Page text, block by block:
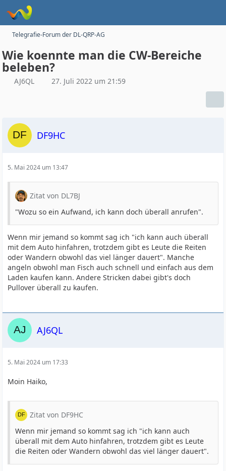
Telegrafie-Forum der DL-QRP-AG
Wie koennte man die CW-Bereiche
beleben?
AJ6QL 27. Juli 2022 um 21:59
DF9HC
5. Mai 2024 um 13:47
Zitat von DL7BJ
"Wozu so ein Aufwand, ich kann doch überall anrufen".
Wenn mir jemand so kommt sag ich "ich kann auch überall
mit dem Auto hinfahren, trotzdem gibt es Leute die Reiten
oder Wandern obwohl das viel länger dauert". Manche
angeln obwohl man Fisch auch schnell und einfach aus dem
Laden kaufen kann. Andere Stricken dabei gibt's doch
Pullover überall zu kaufen.
AJ6QL
5. Mai 2024 um 17:33
Moin Haiko,
Zitat von DF9HC
Wenn mir jemand so kommt sag ich "ich kann auch
überall mit dem Auto hinfahren, trotzdem gibt es Leute
die Reiten oder Wandern obwohl das viel länger dauert".